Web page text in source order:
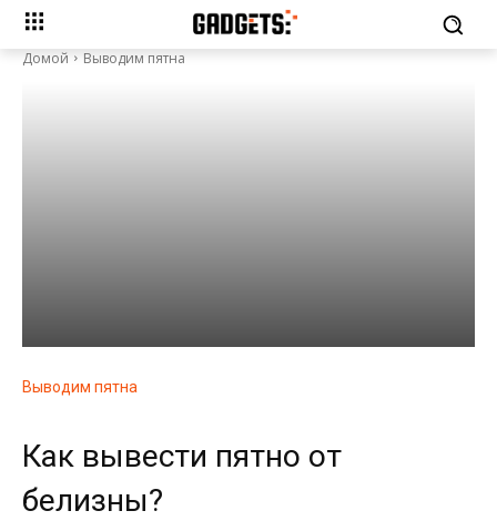
Домой Выводим пятна
Выводим пятна
Как вывести пятно от
белизны?